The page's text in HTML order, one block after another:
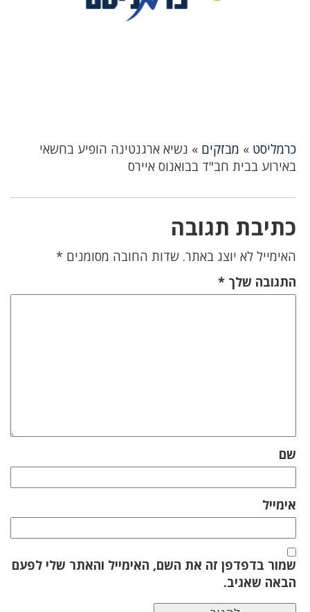
כרמליסט » מבזקים » נשיא ארגנטינה הופיע בחשאי
באירוע בבית חב"ד בבואנוס איירס
כתיבת תגובה
האימייל לא יוצג באתר. שדות החובה מסומנים *
התגובה שלך *
שם
אימייל
שמור בדפדפן זה את השם, האימייל והאתר שלי לפעם
הבאה שאגיב.